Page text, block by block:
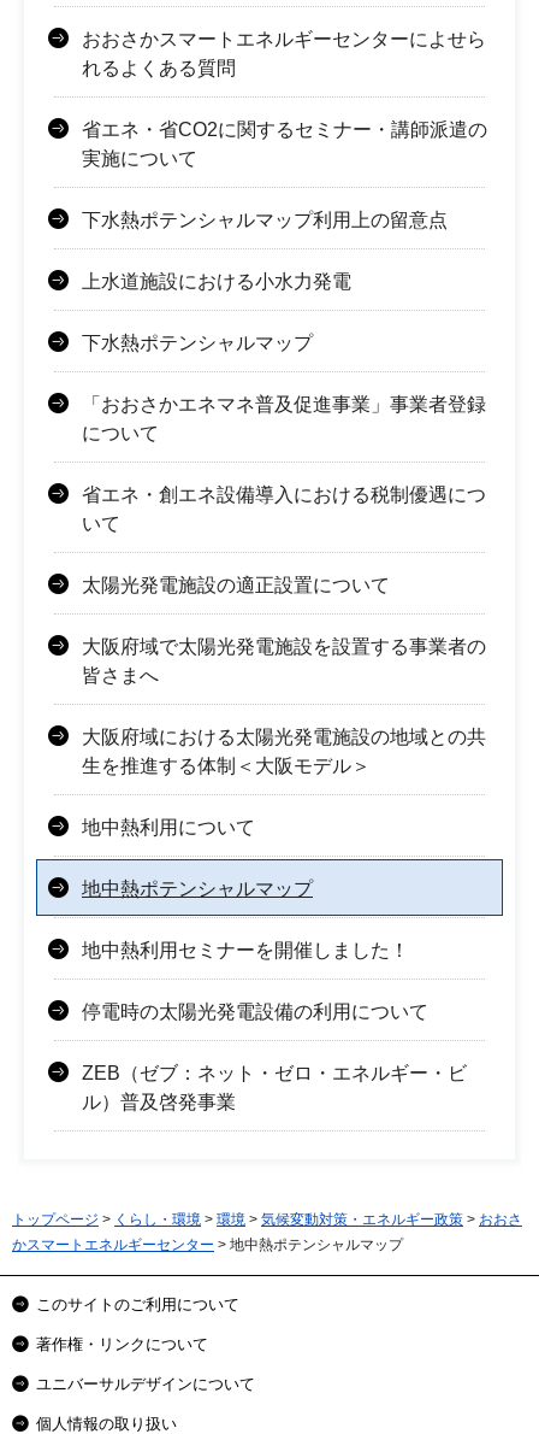
おおさかスマートエネルギーセンターによせら
れるよくある質問
省エネ・省CO2に関するセミナー・講師派遣の
実施について
下水熱ポテンシャルマップ利用上の留意点
上水道施設における小水力発電
下水熱ポテンシャルマップ
「おおさかエネマネ普及促進事業」事業者登録
について
省エネ・創エネ設備導入における税制優遇につ
いて
太陽光発電施設の適正設置について
大阪府域で太陽光発電施設を設置する事業者の
皆さまへ
大阪府域における太陽光発電施設の地域との共
生を推進する体制＜大阪モデル＞
地中熱利用について
地中熱ポテンシャルマップ
地中熱利用セミナーを開催しました！
停電時の太陽光発電設備の利用について
ZEB（ゼブ：ネット・ゼロ・エネルギー・ビ
ル）普及啓発事業
トップページ > くらし・環境 > 環境 > 気候変動対策・エネルギー政策 > おおさ
かスマートエネルギーセンター > 地中熱ポテンシャルマップ
このサイトのご利用について
著作権・リンクについて
ユニバーサルデザインについて
個人情報の取り扱い